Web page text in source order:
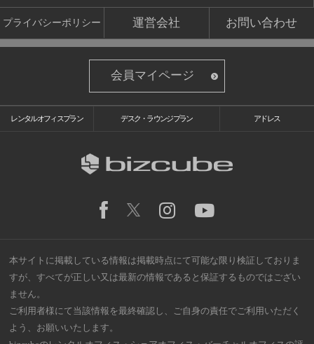
プライバシーポリシー 運営会社 お問い合わせ
会員マイページ
レンタルオフィスプラン デスク・ラウンジプラン アドレス
本サイトに掲載している情報は掲載時点にて可能な限り検証しておりま
すが、すべてが正しい又は最新の情報であると保証するものではござい
ません。
ご利用者様にて当該情報を最終確認し、ご自身の責任でご利用いただく
よう、お願いいたします。